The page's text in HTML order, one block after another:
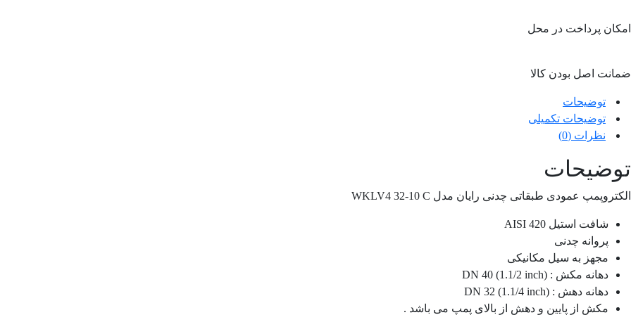
امکان پرداخت در محل
ضمانت اصل بودن کالا
توضیحات
توضیحات تکمیلی
نظرات (0)
توضیحات
الکتروپمپ عمودی طبقاتی چدنی رایان مدل WKLV4 32-10 C
شافت استیل AISI 420
پروانه چدنی
مجهز به سیل مکانیکی
دهانه مکش : DN 40 (1.1/2 inch)
دهانه دهش : DN 32 (1.1/4 inch)
مکش از پایین و دهش از بالای پمپ می باشد .